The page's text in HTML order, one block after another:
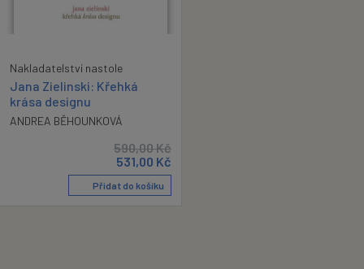
Nakladatelství nastole
Jana Zielinski: Křehká
krása designu
ANDREA BĚHOUNKOVÁ
590,00Kč
531,00 Kč
Přidat do košíku